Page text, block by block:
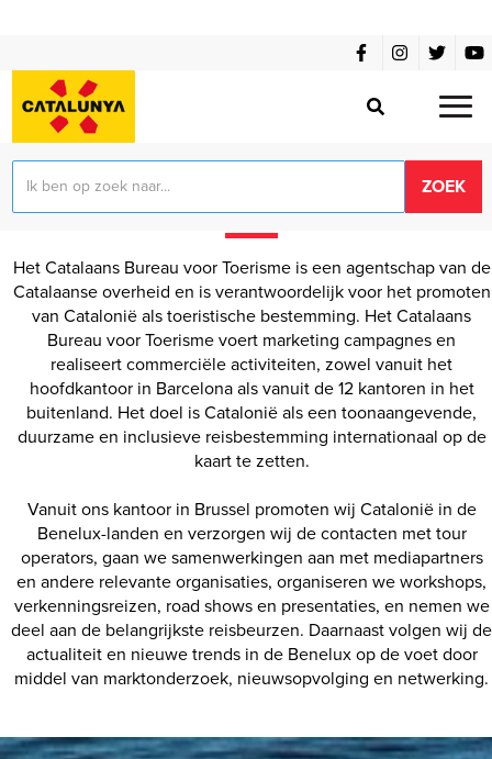
Overons
Het Catalaans Bureau voor Toerisme is een agentschap van de
Catalaanse overheid en is verantwoordelijk voor het promoten
van Catalonië als toeristische bestemming. Het Catalaans
Bureau voor Toerisme voert marketing campagnes en
realiseert commerciële activiteiten, zowel vanuit het
hoofdkantoor in Barcelona als vanuit de 12 kantoren in het
buitenland. Het doel is Catalonië als een toonaangevende,
duurzame en inclusieve reisbestemming internationaal op de
kaart te zetten.
Vanuit ons kantoor in Brussel promoten wij Catalonië in de
Benelux-landen en verzorgen wij de contacten met tour
operators, gaan we samenwerkingen aan met mediapartners
en andere relevante organisaties, organiseren we workshops,
verkenningsreizen, road shows en presentaties, en nemen we
deel aan de belangrijkste reisbeurzen. Daarnaast volgen wij de
actualiteit en nieuwe trends in de Benelux op de voet door
middel van marktonderzoek, nieuwsopvolging en netwerking.